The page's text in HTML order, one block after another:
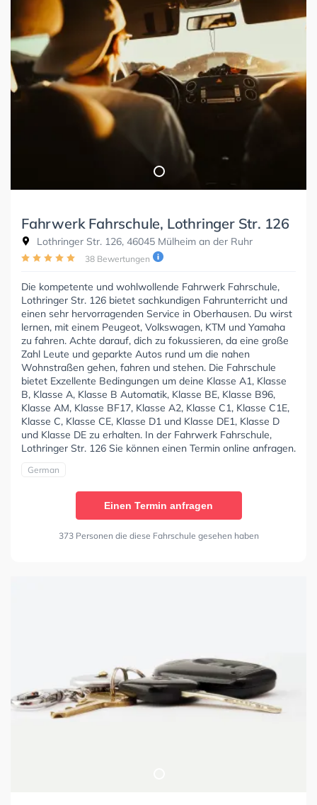
Fahrwerk Fahrschule, Lothringer Str. 126
Lothringer Str. 126, 46045 Mülheim an der Ruhr
38 Bewertungen
Die kompetente und wohlwollende Fahrwerk Fahrschule,
Lothringer Str. 126 bietet sachkundigen Fahrunterricht und
einen sehr hervorragenden Service in Oberhausen. Du wirst
lernen, mit einem Peugeot, Volkswagen, KTM und Yamaha
zu fahren. Achte darauf, dich zu fokussieren, da eine große
Zahl Leute und geparkte Autos rund um die nahen
Wohnstraßen gehen, fahren und stehen. Die Fahrschule
bietet Exzellente Bedingungen um deine Klasse A1, Klasse
B, Klasse A, Klasse B Automatik, Klasse BE, Klasse B96,
Klasse AM, Klasse BF17, Klasse A2, Klasse C1, Klasse C1E,
Klasse C, Klasse CE, Klasse D1 und Klasse DE1, Klasse D
und Klasse DE zu erhalten. In der Fahrwerk Fahrschule,
Lothringer Str. 126 Sie können einen Termin online anfragen.
German
Einen Termin anfragen
373 Personen die diese Fahrschule gesehen haben